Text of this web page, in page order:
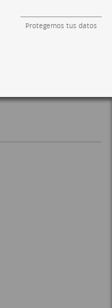
Protegemos tus datos